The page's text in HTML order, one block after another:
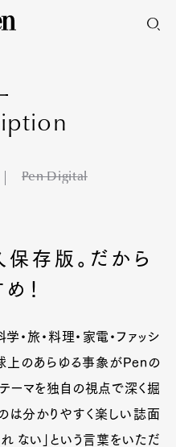
iption
Pen Digital
存版。だから
！
・旅・料理・家電・ファッシ
上のあらゆる事象がPenの
ーマを独自の視点で深く掘
は分かりやすく楽しい誌面
ない」という言葉をいただ